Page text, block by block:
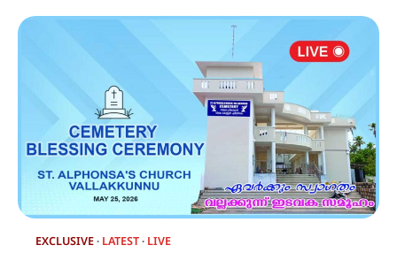
EXCLUSIVE LATEST LIVE